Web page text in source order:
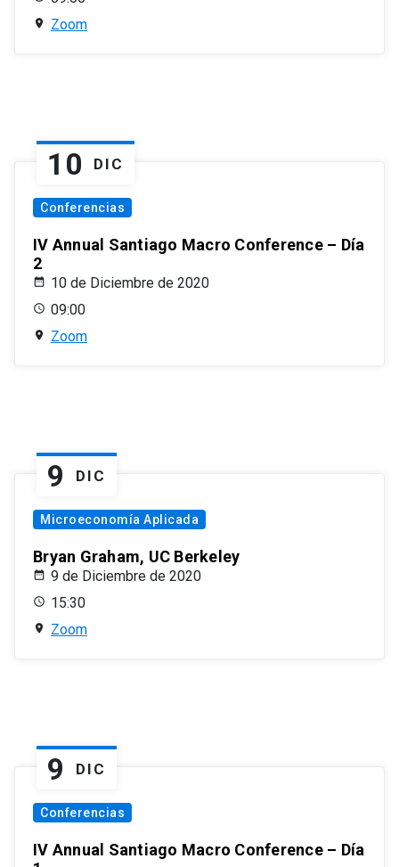
Zoom
10 DIC
Conferencias
IV Annual Santiago Macro Conference – Día
2
10 de Diciembre de 2020
09:00
Zoom
9 DIC
Microeconomía Aplicada
Bryan Graham, UC Berkeley
9 de Diciembre de 2020
15:30
Zoom
9 DIC
Conferencias
IV Annual Santiago Macro Conference – Día